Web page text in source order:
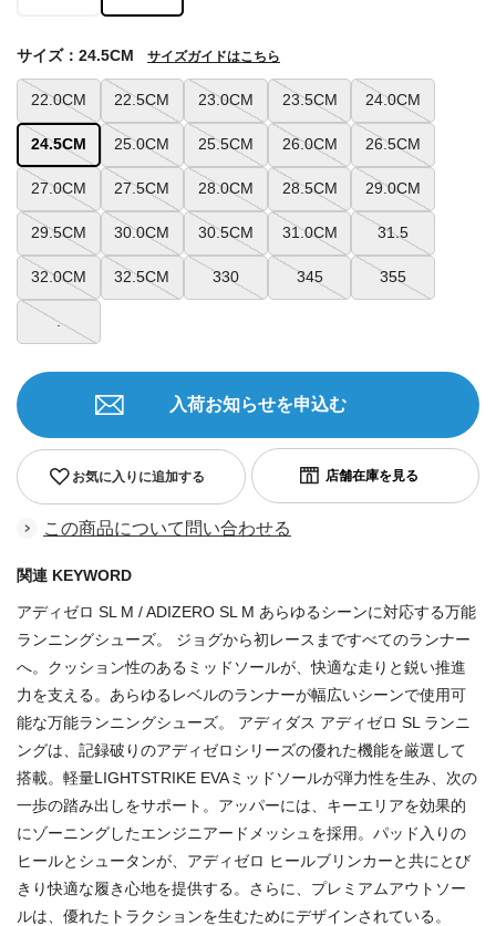
22.0CM 22.5CM 23.0CM 23.5CM 24.0CM
24.5CM 25.0CM 25.5CM 26.0CM 26.5CM
27.0CM 27.5CM 28.0CM 28.5CM 29.0CM
29.5CM 30.0CM 30.5CM 31.0CM 31.5
32.0CM 32.5CM 330 345 355
.
サイズ：24.5CM サイズガイドはこちら
お気に入りに追加する
入荷お知らせを申込む
この商品について問い合わせる
関連 KEYWORD
アディゼロ SL M / ADIZERO SL M あらゆるシーンに対応する万能
ランニングシューズ。 ジョグから初レースまですべてのランナー
へ。クッション性のあるミッドソールが、快適な走りと鋭い推進
力を支える。あらゆるレベルのランナーが幅広いシーンで使用可
能な万能ランニングシューズ。 アディダス アディゼロ SL ランニ
ングは、記録破りのアディゼロシリーズの優れた機能を厳選して
搭載。軽量LIGHTSTRIKE EVAミッドソールが弾力性を生み、次の
一歩の踏み出しをサポート。アッパーには、キーエリアを効果的
にゾーニングしたエンジニアードメッシュを採用。パッド入りの
ヒールとシュータンが、アディゼロ ヒールブリンカーと共にとび
きり快適な履き心地を提供する。さらに、プレミアムアウトソー
ルは、優れたトラクションを生むためにデザインされている。